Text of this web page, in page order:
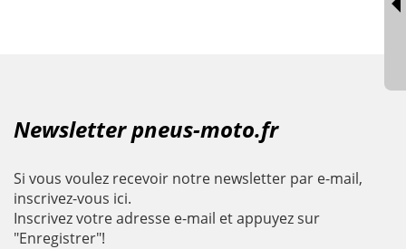
Newsletter pneus-moto.fr
Si vous voulez recevoir notre newsletter par e-mail,
inscrivez-vous ici.
Inscrivez votre adresse e-mail et appuyez sur
"Enregistrer"!